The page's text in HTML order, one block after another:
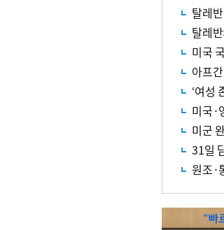
탈레
탈레
미국
아프
‘여성
미국·
미군
31일
원조·